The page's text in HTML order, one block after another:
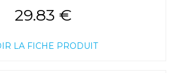
29.83 €
LA FICHE PRODUIT